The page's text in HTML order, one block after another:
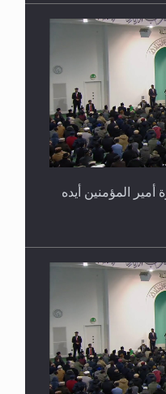
المؤمنين أيده